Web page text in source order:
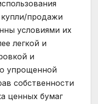
купли/продажи
условиями их
легкой и
и
упрощенной
собственности
ценных бумаг